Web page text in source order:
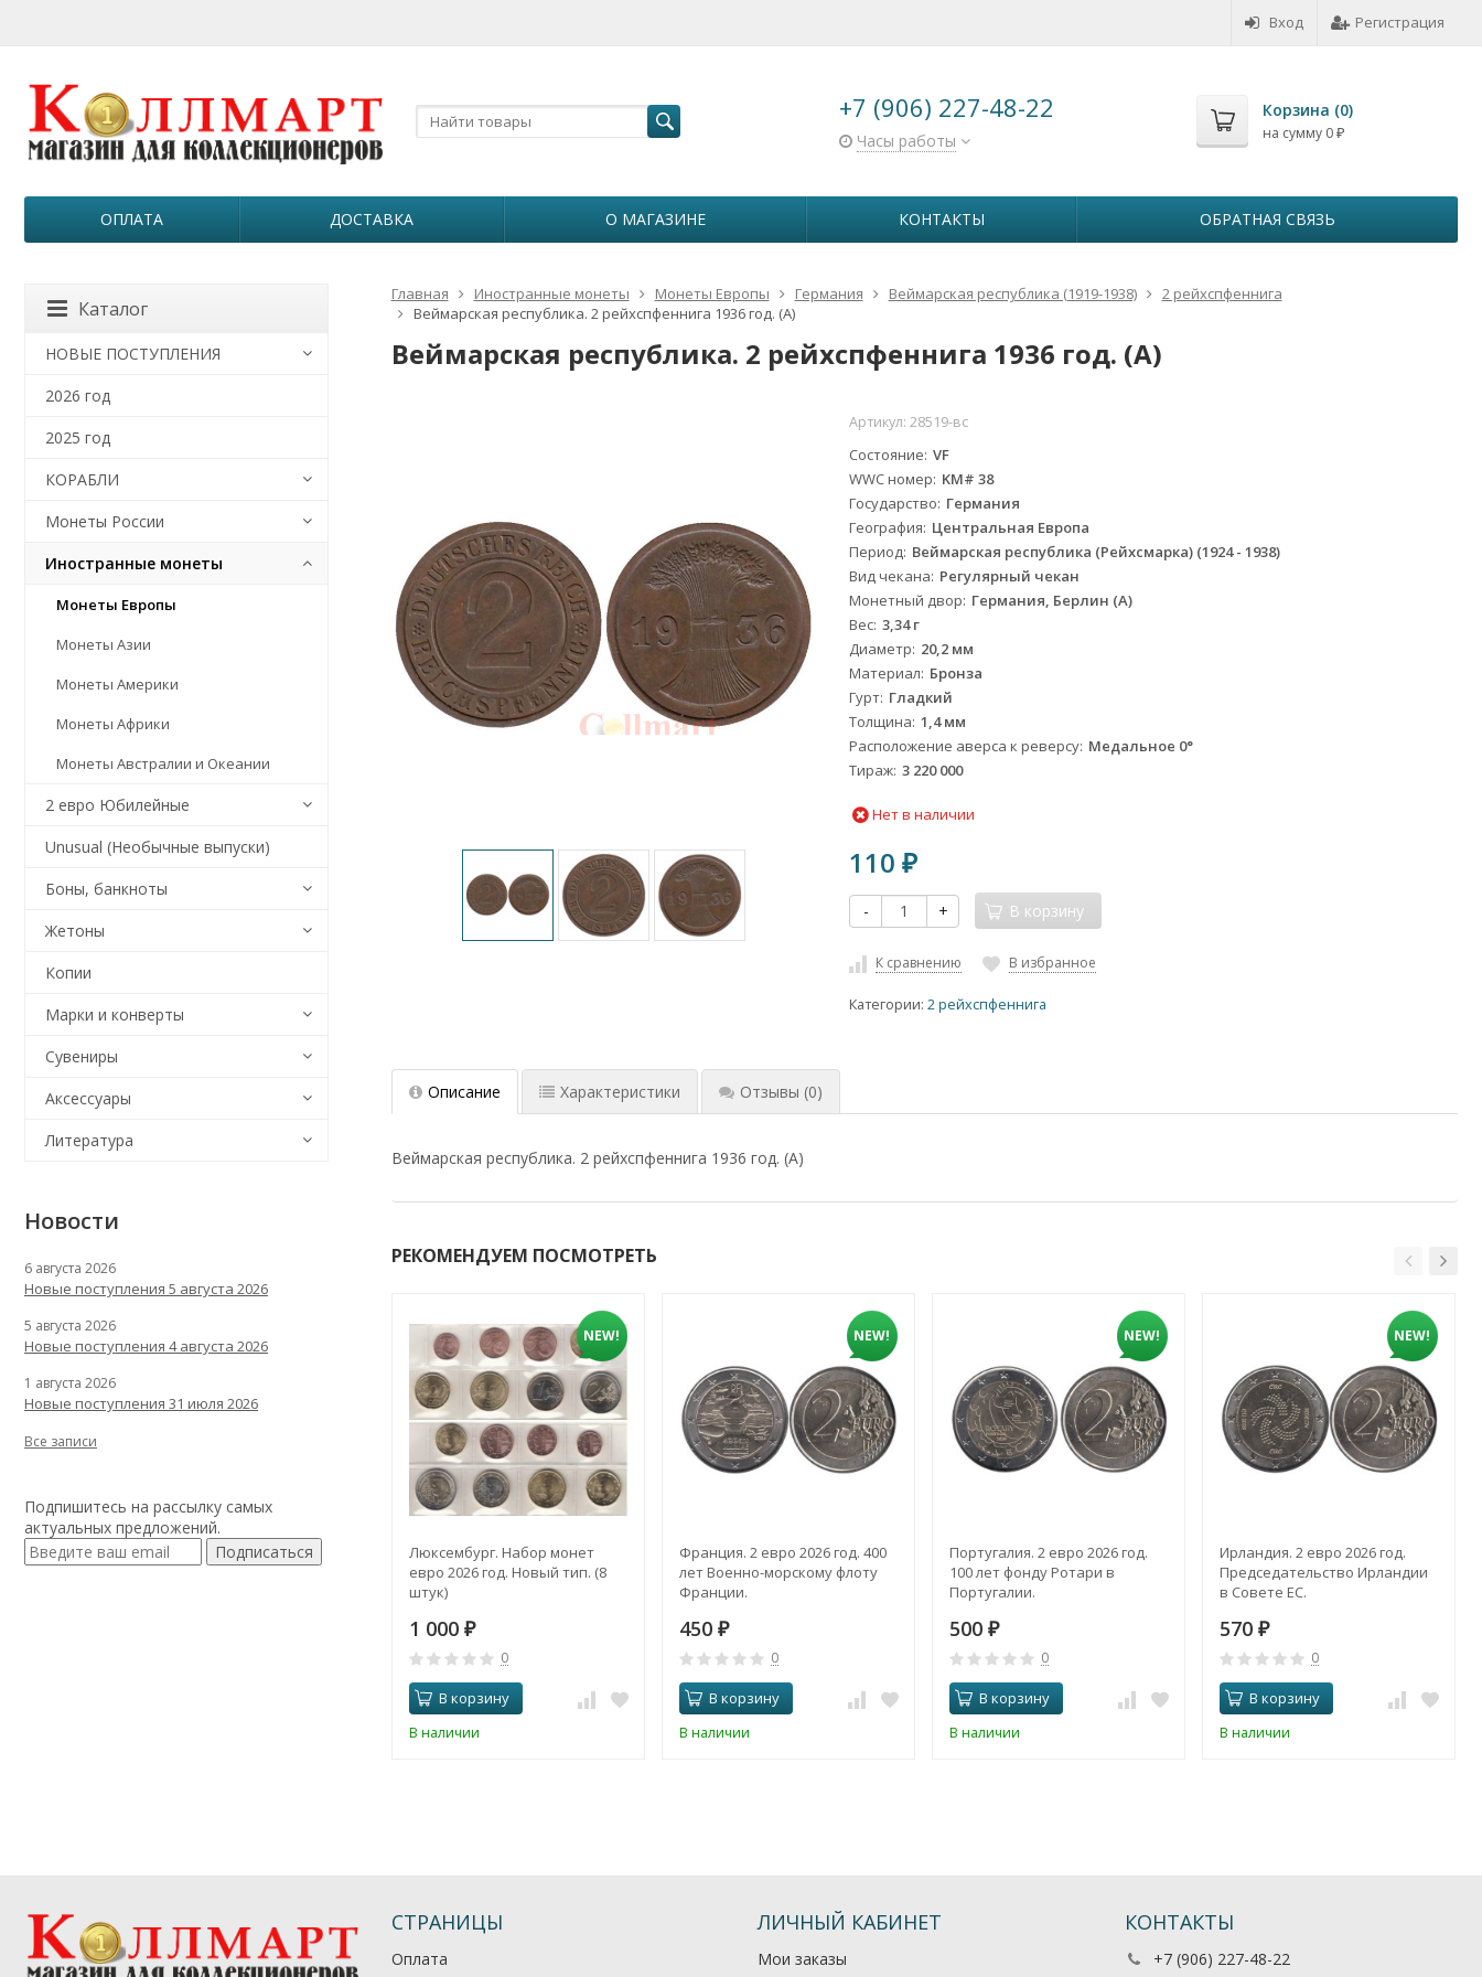
Вход Регистрация
+7 (906) 227-48-22
Часы работы
Корзина (0)
на сумму 0 ₽
ОПЛАТА ДОСТАВКА О МАГАЗИНЕ КОНТАКТЫ ОБРАТНАЯ СВЯЗЬ
Главная Иностранные монеты Монеты Европы Германия Веймарская республика (1919-1938)
2 рейхспфеннига
Веймарская республика. 2 рейхспфеннига 1936 год. (A)
Веймарская республика. 2 рейхспфеннига 1936 год. (A)
Артикул:28519-вс
Состояние VF
WWC номер KM# 38
Государство Германия
География Центральная Европа
Период Веймарская республика (Рейхсмарка) (1924 - 1938)
Вид чекана Регулярный чекан
Монетный двор Германия, Берлин (А)
Вес 3,34 г
Диаметр 20,2 мм
Материал Бронза
Гурт Гладкий
Толщина 1,4 мм
Расположение аверса к реверсу Медальное 0°
Тираж 3 220 000
Нет в наличии
110₽
- + В корзину
К сравнению В избранное
Категории:2 рейхспфеннига
Описание Характеристики Отзывы (0)
Веймарская республика. 2 рейхспфеннига 1936 год. (A)
РЕКОМЕНДУЕМ ПОСМОТРЕТЬ
NEW!
Люксембург. Набор монет
евро 2026 год. Новый тип. (8
штук)
1 000 ₽
0
В корзину
В наличии
NEW!
Франция. 2 евро 2026 год. 400
лет Военно-морскому флоту
Франции.
450 ₽
0
В корзину
В наличии
NEW!
Португалия. 2 евро 2026 год.
100 лет фонду Ротари в
Португалии.
500 ₽
0
В корзину
В наличии
NEW!
Ирландия. 2 евро 2026 год.
Председательство Ирландии
в Совете ЕС.
570 ₽
0
В корзину
В наличии
Каталог
НОВЫЕ ПОСТУПЛЕНИЯ
2026 год
2025 год
КОРАБЛИ
Монеты России
Иностранные монеты
Монеты Европы
Монеты Азии
Монеты Америки
Монеты Африки
Монеты Австралии и Океании
2 евро Юбилейные
Unusual (Необычные выпуски)
Боны, банкноты
Жетоны
Копии
Марки и конверты
Сувениры
Аксессуары
Литература
Новости
6 августа 2026
Новые поступления 5 августа 2026
5 августа 2026
Новые поступления 4 августа 2026
1 августа 2026
Новые поступления 31 июля 2026
Все записи
Подпишитесь на рассылку самых
актуальных предложений.
Подписаться
СТРАНИЦЫ
Оплата
ЛИЧНЫЙ КАБИНЕТ
Мои заказы
КОНТАКТЫ
+7 (906) 227-48-22